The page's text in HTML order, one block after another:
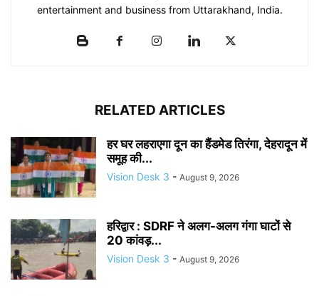
entertainment and business from Uttarakhand, India.
RELATED ARTICLES
हर घर लहराएगा दून का हैंडमेड तिरंगा, देहरादून में
समूह की...
Vision Desk 3 - August 9, 2026
हरिद्वार : SDRF ने अलग-अलग गंगा घाटों से
20 कांवड़...
Vision Desk 3 - August 9, 2026